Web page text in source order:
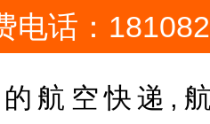
电话：
航空快递,